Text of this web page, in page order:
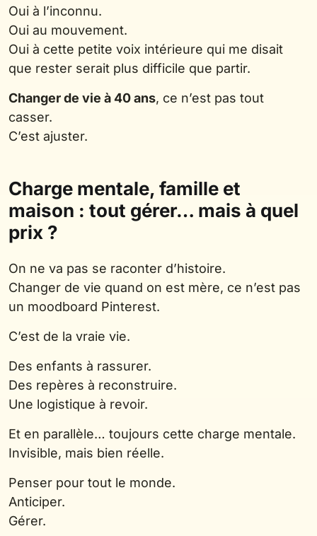
Oui à l’inconnu.
Oui au mouvement.
Oui à cette petite voix intérieure qui me disait
que rester serait plus difficile que partir.
Changer de vie à 40 ans, ce n’est pas tout
casser.
C’est ajuster.
Charge mentale, famille et
maison : tout gérer… mais à quel
prix ?
On ne va pas se raconter d’histoire.
Changer de vie quand on est mère, ce n’est pas
un moodboard Pinterest.
C’est de la vraie vie.
Des enfants à rassurer.
Des repères à reconstruire.
Une logistique à revoir.
Et en parallèle… toujours cette charge mentale.
Invisible, mais bien réelle.
Penser pour tout le monde.
Anticiper.
Gérer.